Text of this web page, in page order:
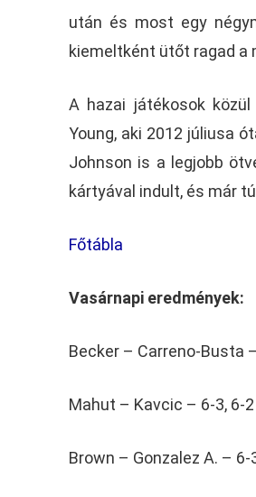
után és most egy
kiemeltként ütőt ragad a
A hazai játékosok
Young, aki 2012 júliusa
Johnson is a legjobb
kártyával indult, és már
Főtábla
Vasárnapi eredmények:
Becker – Carreno-Busta
Mahut – Kavcic – 6-3, 6-2
Brown – Gonzalez A. – 6-